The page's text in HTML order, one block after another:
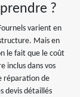
?
varient en
Mais en
le fait que le coût
inclus dans vos
réparation de
devis détaillés